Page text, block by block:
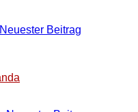
Neuester Beitrag